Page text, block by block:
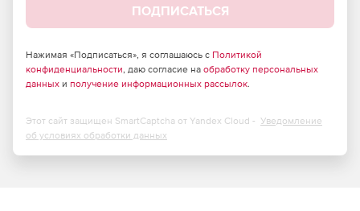
ПОДПИСАТЬСЯ
Нажимая «Подписаться», я соглашаюсь с Политикой
конфиденциальности, даю согласие на обработку персональных
данных и получение информационных рассылок.
Этот сайт защищен SmartCaptcha от Yandex Cloud - Уведомление
об условиях обработки данных